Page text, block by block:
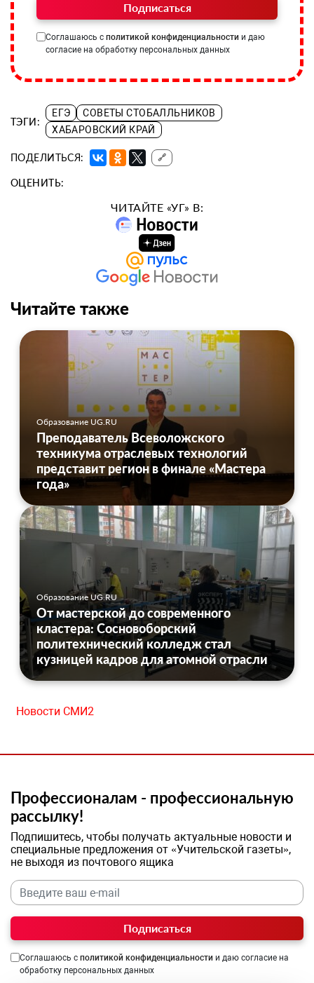
Подписаться
Соглашаюсь с политикой конфиденциальности и даю
согласие на обработку персональных данных
ТЭГИ:
ЕГЭ
СОВЕТЫ СТОБАЛЛЬНИКОВ
ХАБАРОВСКИЙ КРАЙ
ПОДЕЛИТЬСЯ: 🔗
ОЦЕНИТЬ:
ЧИТАЙТЕ «УГ» В:
Читайте также
Образование UG.RU
Преподаватель Всеволожского
техникума отраслевых технологий
представит регион в финале «Мастера
года»
Образование UG.RU
От мастерской до современного
кластера: Сосновоборский
политехнический колледж стал
кузницей кадров для атомной отрасли
Новости СМИ2
Профессионалам - профессиональную
рассылку!
Подпишитесь, чтобы получать актуальные новости и
специальные предложения от «Учительской газеты»,
не выходя из почтового ящика
Подписаться
Соглашаюсь с политикой конфиденциальности и даю согласие на
обработку персональных данных